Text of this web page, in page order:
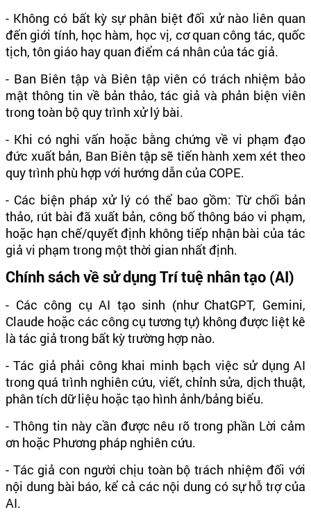
- Không có bất kỳ sự phân biệt đối xử nào liên quan
đến giới tính, học hàm, học vị, cơ quan công tác, quốc
tịch, tôn giáo hay quan điểm cá nhân của tác giả.
- Ban Biên tập và Biên tập viên có trách nhiệm bảo
mật thông tin về bản thảo, tác giả và phản biện viên
trong toàn bộ quy trình xử lý bài.
- Khi có nghi vấn hoặc bằng chứng về vi phạm đạo
đức xuất bản, Ban Biên tập sẽ tiến hành xem xét theo
quy trình phù hợp với hướng dẫn của COPE.
- Các biện pháp xử lý có thể bao gồm: Từ chối bản
thảo, rút bài đã xuất bản, công bố thông báo vi phạm,
hoặc hạn chế/quyết định không tiếp nhận bài của tác
giả vi phạm trong một thời gian nhất định.
Chính sách về sử dụng Trí tuệ nhân tạo (AI)
- Các công cụ AI tạo sinh (như ChatGPT, Gemini,
Claude hoặc các công cụ tương tự) không được liệt kê
là tác giả trong bất kỳ trường hợp nào.
- Tác giả phải công khai minh bạch việc sử dụng AI
trong quá trình nghiên cứu, viết, chỉnh sửa, dịch thuật,
phân tích dữ liệu hoặc tạo hình ảnh/bảng biểu.
- Thông tin này cần được nêu rõ trong phần Lời cảm
ơn hoặc Phương pháp nghiên cứu.
- Tác giả con người chịu toàn bộ trách nhiệm đối với
nội dung bài báo, kể cả các nội dung có sự hỗ trợ của
AI.